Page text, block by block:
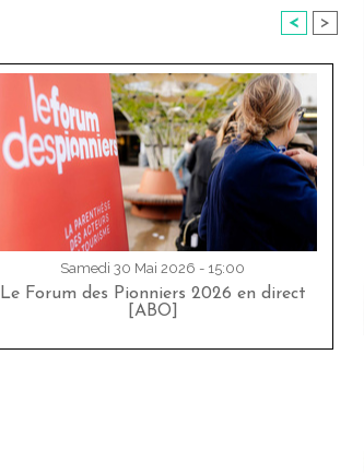
< >
Samedi 30 Mai 2026 - 15:00
Le Forum des Pionniers 2026 en direct
[ABO]